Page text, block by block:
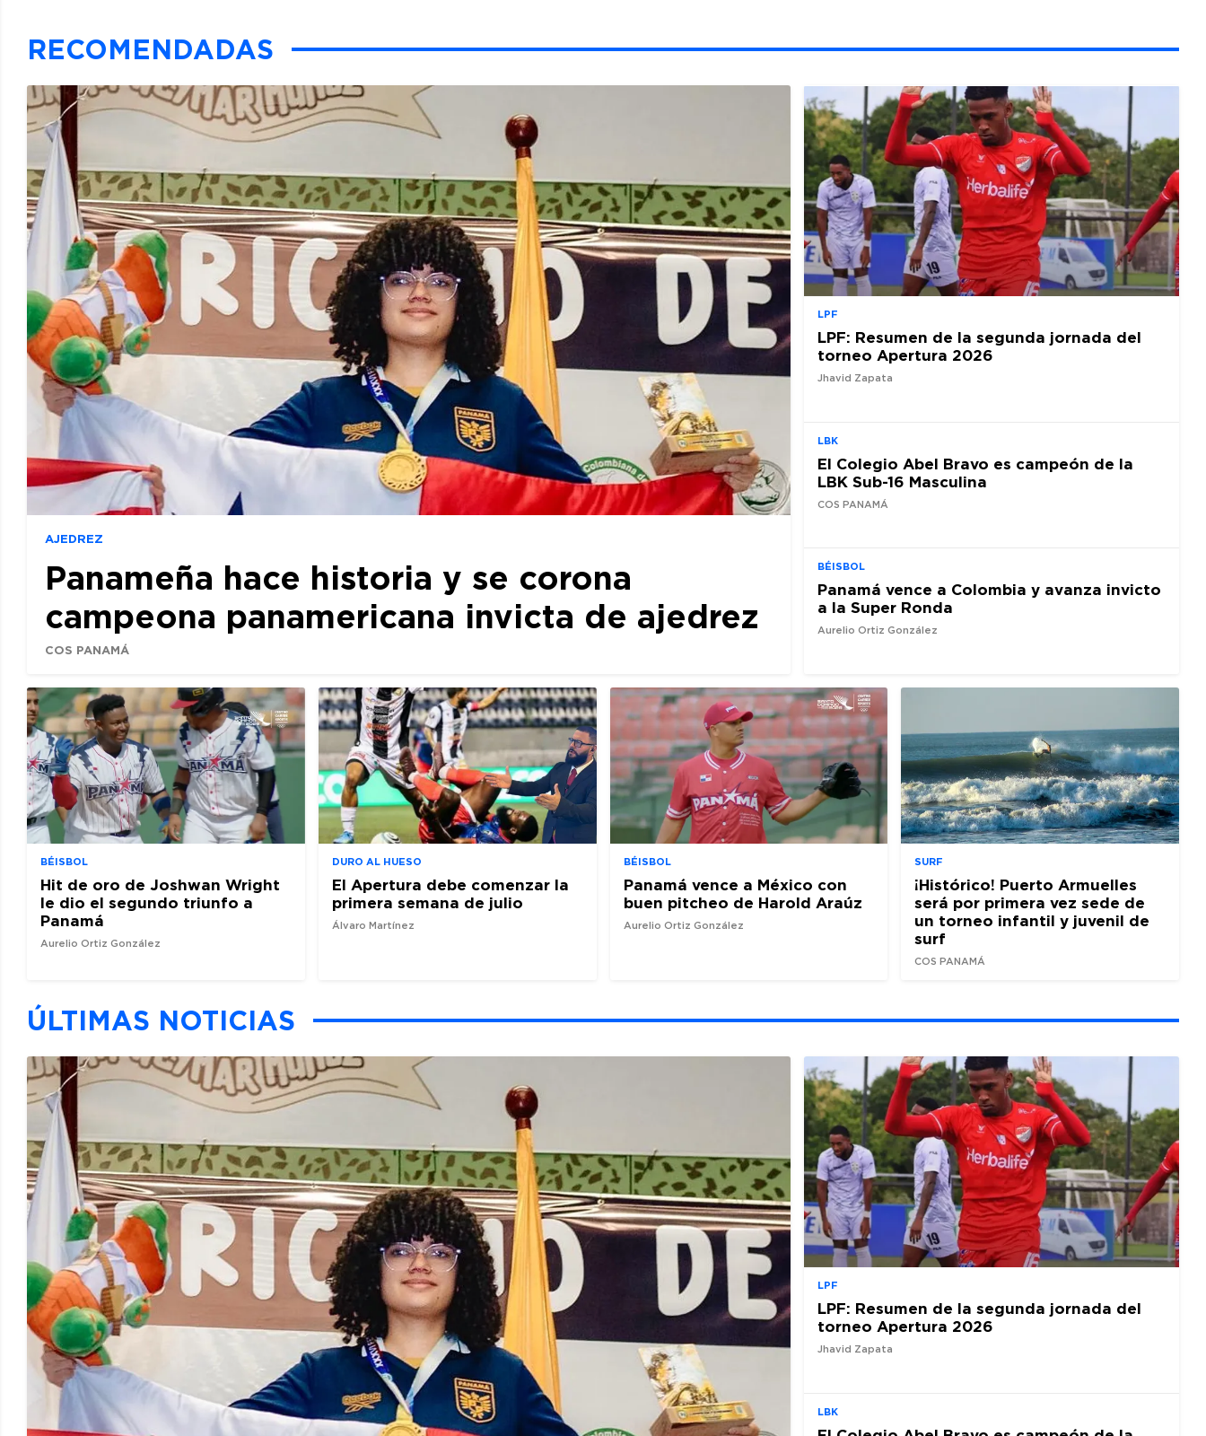
RECOMENDADAS
AJEDREZ
Panameña hace historia y se corona
campeona panamericana invicta de ajedrez
COS PANAMÁ
LPF
LPF: Resumen de la segunda jornada del
torneo Apertura 2026
Jhavid Zapata
LBK
El Colegio Abel Bravo es campeón de la
LBK Sub-16 Masculina
COS PANAMÁ
BÉISBOL
Panamá vence a Colombia y avanza invicto
a la Super Ronda
Aurelio Ortiz González
BÉISBOL
Hit de oro de Joshwan Wright
le dio el segundo triunfo a
Panamá
Aurelio Ortiz González
DURO AL HUESO
El Apertura debe comenzar la
primera semana de julio
Álvaro Martínez
BÉISBOL
Panamá vence a México con
buen pitcheo de Harold Araúz
Aurelio Ortiz González
SURF
¡Histórico! Puerto Armuelles
será por primera vez sede de
un torneo infantil y juvenil de
surf
COS PANAMÁ
ÚLTIMAS NOTICIAS
LPF
LPF: Resumen de la segunda jornada del
torneo Apertura 2026
Jhavid Zapata
LBK